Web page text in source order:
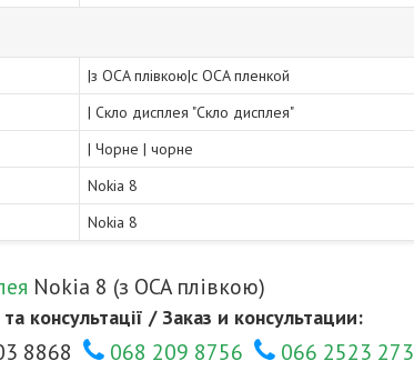
|з OCA плівкою|с OCA пленкой
| Скло дисплея "Скло дисплея"
| Чорне | чорне
Nokia 8
Nokia 8
Nokia 8 (з OCA плівкою)
консультації / Заказ и консультации:
8868 068 209 8756 066 2523 273